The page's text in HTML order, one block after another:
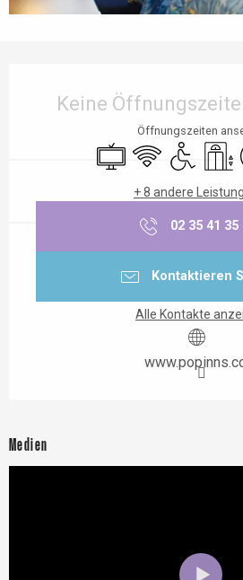
Keine
Öffnungszeiten
Fernsehen
Wi-Fi Zugang für
+ 8 andere
02 35 41 35
Kontaktieren
Alle Kontakte
Medien